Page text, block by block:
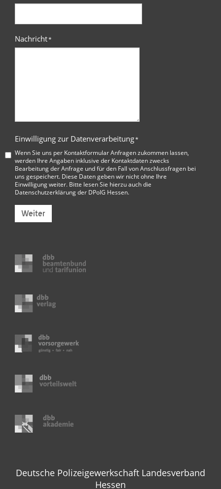
Nachricht*
Einwilligung zur Datenverarbeitung*
Wenn Sie uns per Kontaktformular Anfragen zukommen lassen,
werden Ihre Angaben inklusive der Kontaktdaten zwecks
Bearbeitung der Anfrage und für den Fall von Anschlussfragen bei
uns gespeichert. Diese Daten geben wir nicht ohne Ihre
Einwilligung weiter. Bitte lesen Sie hierzu auch die
Datenschutzerklärung der DPolG Hessen.
Weiter
Deutsche Polizeigewerkschaft Landesverband
Hessen